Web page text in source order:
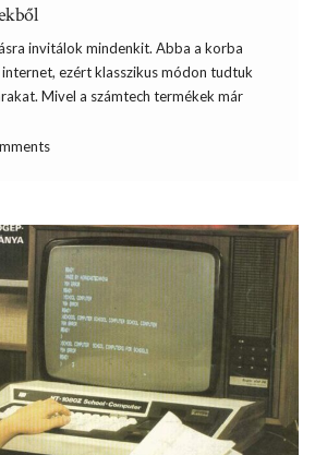
invitálok mindenkit. Abba a korba
ezért klasszikus módon tudtuk
Mivel a számtech termékek már
nem voltak mérvadóak. A […]